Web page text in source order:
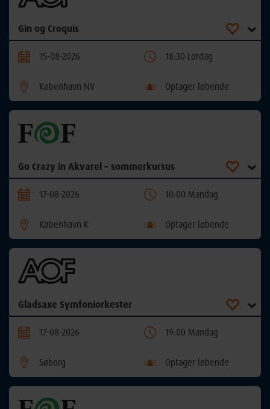
Gin og Croquis
15-08-2026 18:30 Lørdag
København NV Optager løbende
Go Crazy in Akvarel – sommerkursus
17-08-2026 10:00 Mandag
København K Optager løbende
Gladsaxe Symfoniorkester
17-08-2026 19:00 Mandag
Søborg Optager løbende